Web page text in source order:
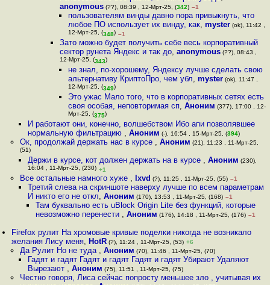
anonymous (??), 08:39 , 12-Мрт-25, (342) –1
пользователям винды давно пора привыкнуть, что
любое ПО использует их винду, как, myster(ok), 11:42 ,
12-Мрт-25, (348) –1
Зато можно будет получить себе весь корпоративный
сектор рунета Яндекс и так до,anonymous (??), 08:43 ,
12-Мрт-25, (343)
не знал, по-хорошему, Яндексу лучше сделать свою
альтернативу КриптоПро, чем убл, myster(ok), 11:47 ,
12-Мрт-25, (349)
Это ужас Мало того, что в корпоративных сетях есть
своя особая, неповторимая сп, Аноним (377), 17:00 , 12-
Мрт-25, (375)
И работают они, конечно, волшебством Ибо апи позволявшее
нормальную фильтрацию , Аноним (-), 16:54 , 15-Мрт-25, (394)
Ок, продолжай держать нас в курсе , Аноним (21), 11:23 , 11-Мрт-25,
(51)
Держи в курсе, кот должен держать на в курсе , Аноним (230),
16:04 , 11-Мрт-25, (230) +1
Все остальные намного хуже , lxvd (?), 11:25 , 11-Мрт-25, (55) –1
Третий слева на скриншоте наверху лучше по всем параметрам
И никто его не откл, Аноним (170), 13:53 , 11-Мрт-25, (168) –1
Там буквально есть uBlock Origin Lite без функций, которые
невозможно перенести ,Аноним (176), 14:18 , 11-Мрт-25, (176) –1
Firefox рулит На хромовые кривые поделки никогда не возникало
желания Лису меня, HotR (?), 11:24 , 11-Мрт-25, (53) +6
Да Рулит Но не туда , Аноним (70), 11:46 , 11-Мрт-25, (70)
Гадят и гадят Гадят и гадят Гадят и гадят Убирают Удаляют
Вырезают , Аноним (75), 11:51 , 11-Мрт-25, (75)
Честно говоря, Лиса сейчас попросту меньшее зло , учитывая их